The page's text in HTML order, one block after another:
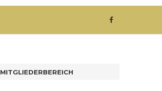
MITGLIEDERBEREICH